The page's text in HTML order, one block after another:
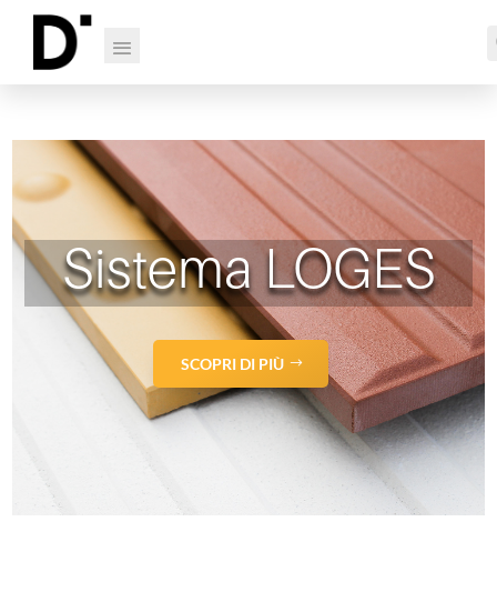
Sistema LOGES
SCOPRI DI PIÙ